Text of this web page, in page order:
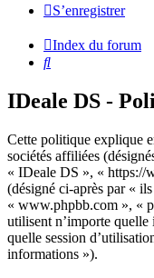
S’enregistrer
Index du forum
Rechercher
IDeale DS -
Cette politique explique
sociétés affiliées
« IDeale DS », « https://
(désigné ci-après par «
« www.phpbb.com », «
utilisent n’importe
quelle session
informations »).